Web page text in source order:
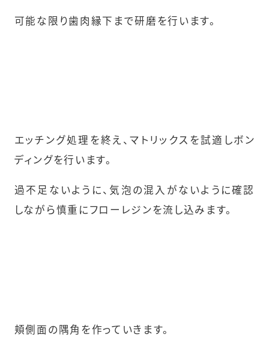
可能な限り歯肉縁下まで研磨を行います。
エッチング処理を終え、マトリックスを試適しボン
ディングを行います。
過不足ないように、気泡の混入がないように確認
しながら慎重にフローレジンを流し込みます。
頬側面の隅角を作っていきます。